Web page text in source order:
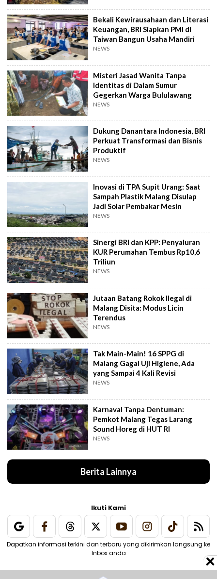
Bekali Kewirausahaan dan Literasi
Keuangan, BRI Siapkan PMI di
Taiwan Bangun Usaha Mandiri
NEWS
Misteri Jasad Wanita Tanpa
Identitas di Dalam Sumur
Gegerkan Warga Bululawang
NEWS
Dukung Danantara Indonesia, BRI
Perkuat Transformasi dan Bisnis
Produktif
NEWS
Inovasi di TPA Supit Urang: Saat
Sampah Plastik Malang Disulap
Jadi Solar Pembakar Mesin
NEWS
Sinergi BRI dan KPP: Penyaluran
KUR Perumahan Tembus Rp10,6
Triliun
NEWS
Jutaan Batang Rokok Ilegal di
Malang Disita: Modus Licin
Terendus
NEWS
Tak Main-Main! 16 SPPG di
Malang Gagal Uji Higiene, Ada
yang Sampai 4 Kali Revisi
NEWS
Karnaval Tanpa Dentuman:
Pemkot Malang Tegas Larang
Sound Horeg di HUT RI
NEWS
Berita Lainnya
Ikuti Kami
Dapatkan informasi terkini dan terbaru yang dikirimkan langsung ke
Inbox anda